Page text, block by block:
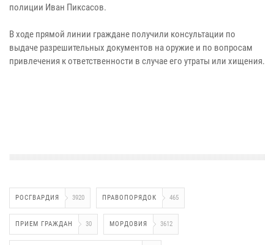
полиции Иван Пиксасов.
В ходе прямой линии граждане получили консультации по
выдаче разрешительных документов на оружие и по вопросам
привлечения к ответственности в случае его утраты или хищения.
РОСГВАРДИЯ 3920 ПРАВОПОРЯДОК 465
ПРИЕМ ГРАЖДАН 30 МОРДОВИЯ 3612